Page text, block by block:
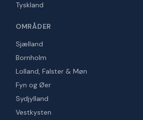
Tyskland
OMRÅDER
Sjælland
Bornholm
Lolland, Falster & Møn
Fyn og Øer
Sydjylland
Vestkysten